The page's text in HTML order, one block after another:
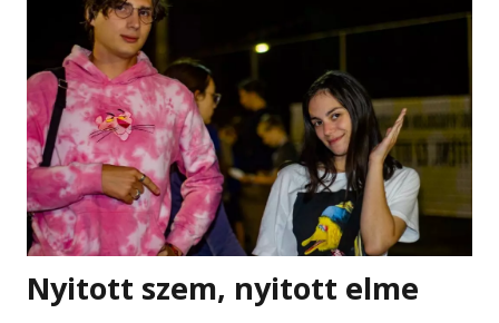
Nyitott szem, nyitott elme